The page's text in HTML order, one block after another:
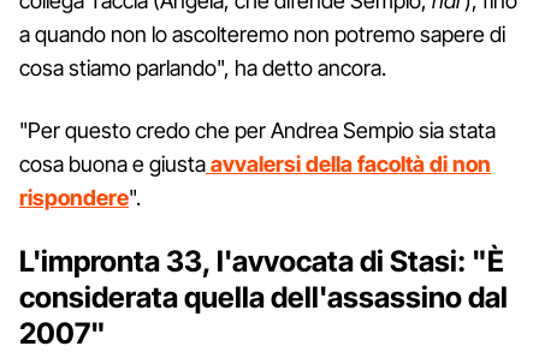
a quando non lo ascolteremo non potremo sapere di
cosa stiamo parlando", ha detto ancora.
"Per questo credo che per Andrea Sempio sia stata
cosa buona e giustaavvalersi della facoltà di non
rispondere".
L'impronta 33, l'avvocata di Stasi: "È
considerata quella dell'assassino dal
2007"